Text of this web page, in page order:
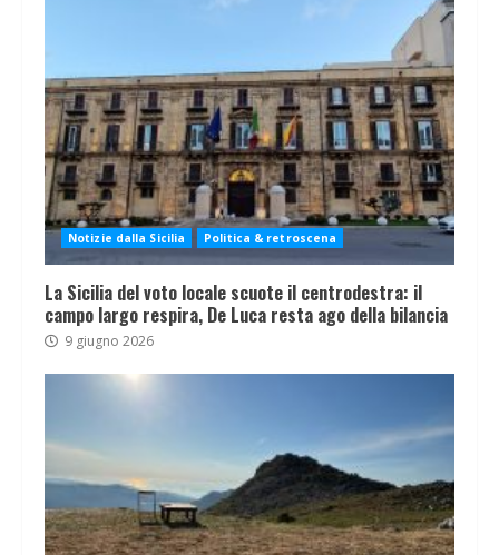
Notizie dalla Sicilia Politica & retroscena
La Sicilia del voto locale scuote il centrodestra: il
campo largo respira, De Luca resta ago della bilancia
9 giugno 2026